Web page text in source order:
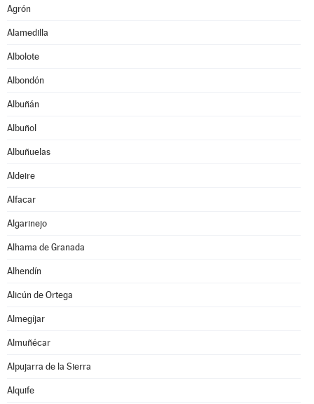
Agrón
Alamedilla
Albolote
Albondón
Albuñán
Albuñol
Albuñuelas
Aldeire
Alfacar
Algarinejo
Alhama de Granada
Alhendín
Alicún de Ortega
Almegíjar
Almuñécar
Alpujarra de la Sierra
Alquife